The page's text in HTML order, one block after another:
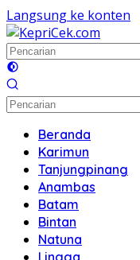
Langsung ke konten
Beranda
Karimun
Tanjungpinang
Anambas
Batam
Bintan
Natuna
Lingga